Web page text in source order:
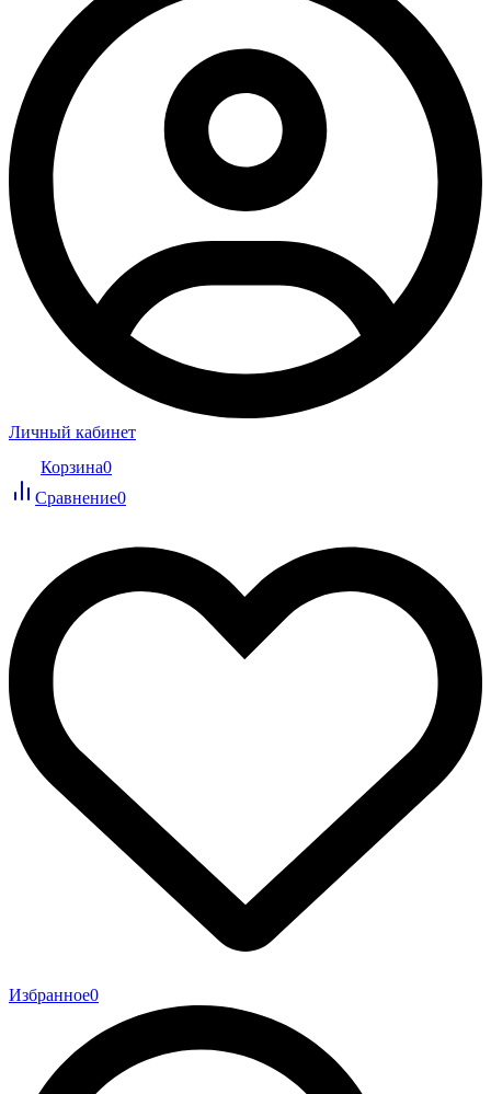
Личный кабинет
Корзина0
Сравнение0
Избранное0